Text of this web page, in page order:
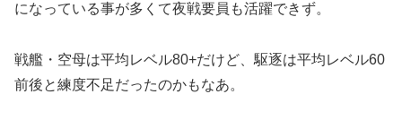
になっている事が多くて夜戦要員も活躍できず。
戦艦・空母は平均レベル80+だけど、駆逐は平均レベル60
前後と練度不足だったのかもなあ。